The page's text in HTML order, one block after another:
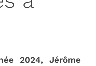
2024, Jérôme